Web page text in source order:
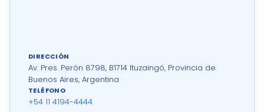
DIRECCIÓN
Av. Pres. Perón 8798, B1714 Ituzaingó, Provincia de
Buenos Aires, Argentina
TELÉFONO
+54 11 4194-4444